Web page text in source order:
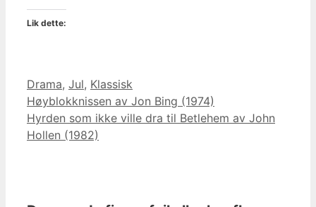
Lik dette:
Kategorier
Drama, Jul, Klassisk
Høyblokknissen av Jon Bing (1974)
Hyrden som ikke ville dra til Betlehem av John
Hollen (1982)